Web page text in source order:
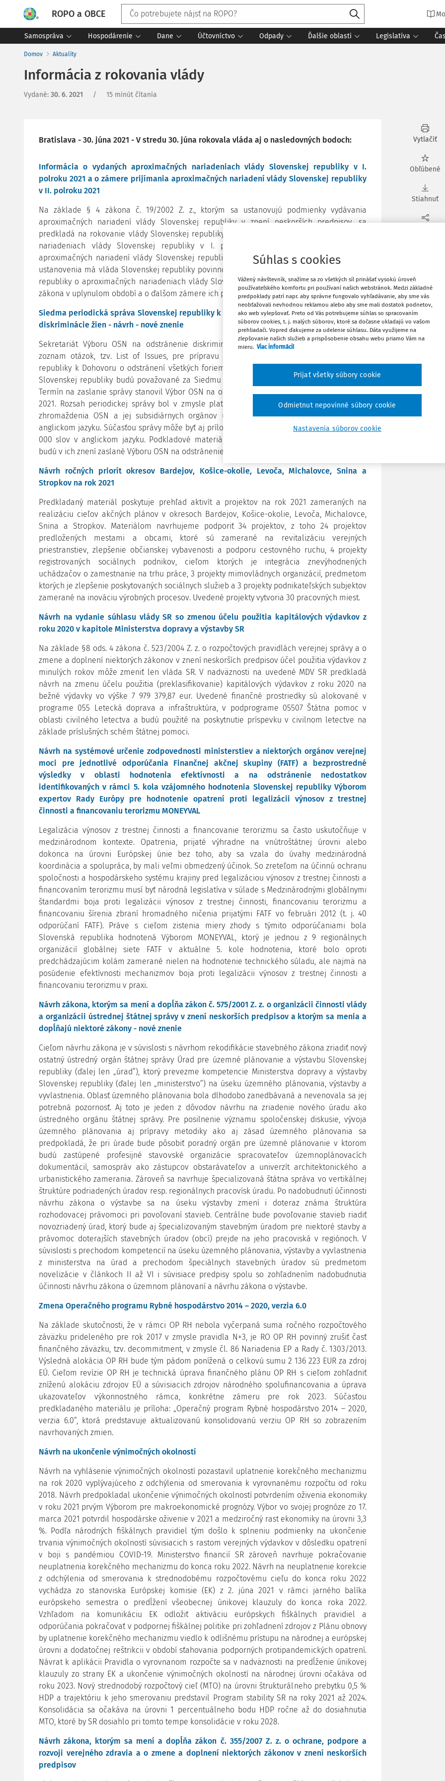
ROPO a OBCE
Samospráva Hospodárenie Dane Účtovníctvo Odpady Ďalšie oblasti Legislatíva
Domov Aktuality
Informácia z rokovania vlády
Vydané: 30. 6. 2021 / 15 minút čítania
Bratislava - 30. júna 2021 - V stredu 30. júna rokovala vláda aj o nasledovných bodoch:
Informácia o vydaných aproximačných nariadeniach vlády Slovenskej republiky v I.
polroku 2021 a o zámere prijímania aproximačných nariadení vlády Slovenskej republiky
v II. polroku 2021
Na základe § 4 zákona č. 19/2002 Z. z., ktorým sa ustanovujú podmienky vydávania
aproximačných nariadení vlády Slovenskej republiky v znení neskorších predpisov, sa
predkladá na rokovanie vlády Slovenskej republiky Informácia o vydaných aproximačných
nariadeniach vlády Slovenskej republiky v I. polroku 2021 a o zámere prijímania
aproximačných nariadení vlády Slovenskej republiky v II. polroku 2021. Na základe tohto
ustanovenia má vláda Slovenskej republiky povinnosť informovať Národnú radu Slovenskej
republiky o aproximačných nariadeniach vlády Slovenskej republiky, vydaných podľa tohto
zákona v uplynulom období a o ďalšom zámere ich prijímania v nasledujúcom období
Siedma periodická správa Slovenskej republiky k Dohovoru o odstránení všetkých foriem
diskriminácie žien - návrh - nové znenie
Sekretariát Výboru OSN na odstránenie diskriminácie žien zaslal Slovenskej republike
zoznam otázok, tzv. List of Issues, pre prípravu Siedmej periodickej správy Slovenskej
republiky k Dohovoru o odstránení všetkých foriem diskriminácie žien. Písomné odpovede
Slovenskej republiky budú považované za Siedmu periodickú správu Slovenskej republiky.
Termín na zaslanie správy stanovil Výbor OSN na odstránenie diskriminácie žien na 19. júla
2021. Rozsah periodickej správy bol v zmysle platných procedurálnych pravidiel Valného
zhromaždenia OSN a jej subsidiárnych orgánov ustálený na maximálne 21 200 slov v
anglickom jazyku. Súčasťou správy môže byť aj príloha, pričom jej rozsah nesmie prekročiť 2
000 slov v anglickom jazyku. Podkladové materiály zaslané rezortmi v anglickom jazyku
budú v ich znení zaslané Výboru OSN na odstránenie diskriminácie žien.
Návrh ročných priorít okresov Bardejov, Košice-okolie, Levoča, Michalovce, Snina a
Stropkov na rok 2021
Predkladaný materiál poskytuje prehľad aktivít a projektov na rok 2021 zameraných na
realizáciu cieľov akčných plánov v okresoch Bardejov, Košice-okolie, Levoča, Michalovce,
Snina a Stropkov. Materiálom navrhujeme podporiť 34 projektov, z toho 24 projektov
predložených mestami a obcami, ktoré sú zamerané na revitalizáciu verejných
priestranstiev, zlepšenie občianskej vybavenosti a podporu cestovného ruchu, 4 projekty
registrovaných sociálnych podnikov, cieľom ktorých je integrácia znevýhodnených
uchádzačov o zamestnanie na trhu práce, 3 projekty mimovládnych organizácií, predmetom
ktorých je zlepšenie poskytovaných sociálnych služieb a 3 projekty podnikateľských subjektov
zamerané na inováciu výrobných procesov. Uvedené projekty vytvoria 30 pracovných miest.
Návrh na vydanie súhlasu vlády SR so zmenou účelu použitia kapitálových výdavkov z
roku 2020 v kapitole Ministerstva dopravy a výstavby SR
Na základe §8 ods. 4 zákona č. 523/2004 Z. z. o rozpočtových pravidlách verejnej správy a o
zmene a doplnení niektorých zákonov v znení neskorších predpisov účel použitia výdavkov z
minulých rokov môže zmeniť len vláda SR. V nadväznosti na uvedené MDV SR predkladá
návrh na zmenu účelu použitia (preklasifikovanie) kapitálových výdavkov z roku 2020 na
bežné výdavky vo výške 7 979 379,87 eur. Uvedené finančné prostriedky sú alokované v
programe 055 Letecká doprava a infraštruktúra, v podprograme 05507 Štátna pomoc v
oblasti civilného letectva a budú použité na poskytnutie príspevku v civilnom letectve na
základe príslušných schém štátnej pomoci.
Návrh na systémové určenie zodpovednosti ministerstiev a niektorých orgánov verejnej
moci pre jednotlivé odporúčania Finančnej akčnej skupiny (FATF) a bezprostredné
výsledky v oblasti hodnotenia efektívnosti a na odstránenie nedostatkov
identifikovaných v rámci 5. kola vzájomného hodnotenia Slovenskej republiky Výborom
expertov Rady Európy pre hodnotenie opatrení proti legalizácii výnosov z trestnej
činnosti a financovaniu terorizmu MONEYVAL
Legalizácia výnosov z trestnej činnosti a financovanie terorizmu sa často uskutočňuje v
medzinárodnom kontexte. Opatrenia, prijaté výhradne na vnútroštátnej úrovni alebo
dokonca na úrovni Európskej únie bez toho, aby sa vzala do úvahy medzinárodná
koordinácia a spolupráca, by mali veľmi obmedzený účinok. So zreteľom na účinnú ochranu
spoločnosti a hospodárskeho systému krajiny pred legalizáciou výnosov z trestnej činnosti a
financovaním terorizmu musí byť národná legislatíva v súlade s Medzinárodnými globálnymi
štandardmi boja proti legalizácii výnosov z trestnej činnosti, financovaniu terorizmu a
financovaniu šírenia zbraní hromadného ničenia prijatými FATF vo februári 2012 (t. j. 40
odporúčaní FATF). Práve s cieľom zistenia miery zhody s týmito odporúčaniami bola
Slovenská republika hodnotená Výborom MONEYVAL, ktorý je jednou z 9 regionálnych
organizácií globálnej siete FATF v aktuálne 5. kole hodnotenia, ktoré bolo oproti
predchádzajúcim kolám zamerané nielen na hodnotenie technického súladu, ale najmä na
posúdenie efektívnosti mechanizmov boja proti legalizácii výnosov z trestnej činnosti a
financovaniu terorizmu v praxi.
Návrh zákona, ktorým sa mení a dopĺňa zákon č. 575/2001 Z. z. o organizácii činnosti vlády
a organizácii ústrednej štátnej správy v znení neskorších predpisov a ktorým sa menia a
dopĺňajú niektoré zákony - nové znenie
Cieľom návrhu zákona je v súvislosti s návrhom rekodifikácie stavebného zákona zriadiť nový
ostatný ústredný orgán štátnej správy Úrad pre územné plánovanie a výstavbu Slovenskej
republiky (ďalej len „úrad“), ktorý prevezme kompetencie Ministerstva dopravy a výstavby
Slovenskej republiky (ďalej len „ministerstvo“) na úseku územného plánovania, výstavby a
vyvlastnenia. Oblasť územného plánovania bola dlhodobo zanedbávaná a nevenovala sa jej
potrebná pozornosť. Aj toto je jeden z dôvodov návrhu na zriadenie nového úradu ako
ústredného orgánu štátnej správy. Pre posilnenie významu spoločenskej diskusie, vývoja
územného plánovania aj prípravy metodiky ako aj zásad územného plánovania sa
predpokladá, že pri úrade bude pôsobiť poradný orgán pre územné plánovanie v ktorom
budú zastúpené profesijné stavovské organizácie spracovateľov územnoplánovacích
dokumentácií, samospráv ako zástupcov obstarávateľov a univerzít architektonického a
urbanistického zamerania. Zároveň sa navrhuje špecializovaná štátna správa vo vertikálnej
štruktúre podriadených úradov resp. regionálnych pracovísk úradu. Po nadobudnutí účinnosti
návrhu zákona o výstavbe sa na úseku výstavby zmení i doteraz známa štruktúra
rozhodovacej právomoci pri povoľovaní stavieb. Centrálne bude povoľovanie stavieb riadiť
novozriadený úrad, ktorý bude aj špecializovaným stavebným úradom pre niektoré stavby a
právomoc doterajších stavebných úradov (obcí) prejde na jeho pracoviská v regiónoch. V
súvislosti s prechodom kompetencií na úseku územného plánovania, výstavby a vyvlastnenia
z ministerstva na úrad a prechodom špeciálnych stavebných úradov sú predmetom
novelizácie v článkoch II až VI i súvisiace predpisy spolu so zohľadnením nadobudnutia
účinnosti návrhu zákona o územnom plánovaní a návrhu zákona o výstavbe.
Zmena Operačného programu Rybné hospodárstvo 2014 – 2020, verzia 6.0
Na základe skutočnosti, že v rámci OP RH nebola vyčerpaná suma ročného rozpočtového
záväzku prideleného pre rok 2017 v zmysle pravidla N+3, je RO OP RH povinný zrušiť časť
finančného záväzku, tzv. decommitment, v zmysle čl. 86 Nariadenia EP a Rady č. 1303/2013.
Výsledná alokácia OP RH bude tým pádom ponížená o celkovú sumu 2 136 223 EUR za zdroj
EÚ. Cieľom revízie OP RH je technická úprava finančného plánu OP RH s cieľom zohľadniť
zníženú alokáciu zdrojov EÚ a súvisiacich zdrojov národného spolufinancovania a úprava
ukazovateľov výkonnostného rámca, konkrétne zámeru pre rok 2023. Súčasťou
predkladaného materiálu je príloha: „Operačný program Rybné hospodárstvo 2014 – 2020,
verzia 6.0“, ktorá predstavuje aktualizovanú konsolidovanú verziu OP RH so zobrazením
navrhovaných zmien.
Návrh na ukončenie výnimočných okolností
Návrh na vyhlásenie výnimočných okolností pozastavil uplatnenie korekčného mechanizmu
na rok 2020 vyplývajúceho z odchýlenia od smerovania k vyrovnanému rozpočtu od roku
2018. Návrh predpokladal ukončenie výnimočných okolností potvrdením oživenia ekonomiky
v roku 2021 prvým Výborom pre makroekonomické prognózy. Výbor vo svojej prognóze zo 17.
marca 2021 potvrdil hospodárske oživenie v 2021 a medziročný rast ekonomiky na úrovni 3,3
%. Podľa národných fiškálnych pravidiel tým došlo k splneniu podmienky na ukončenie
trvania výnimočných okolností súvisiacich s rastom verejných výdavkov v dôsledku opatrení
v boji s pandémiou COVID-19. Ministerstvo financií SR zároveň navrhuje pokračovanie
neuplatnenia korekčného mechanizmu do konca roku 2022. Návrh na neuplatnenie korekcie
z odchýlenia od smerovania k strednodobému rozpočtovému cieľu do konca roku 2022
vychádza zo stanoviska Európskej komisie (EK) z 2. júna 2021 v rámci jarného balíka
európskeho semestra o predĺžení všeobecnej únikovej klauzuly do konca roka 2022.
Vzhľadom na komunikáciu EK odložiť aktiváciu európskych fiškálnych pravidiel a
odporúčania pokračovať v podpornej fiškálnej politike pri zohľadnení zdrojov z Plánu obnovy
by uplatnenie korekčného mechanizmu viedlo k odlišnému prístupu na národnej a európskej
úrovni a dodatočnej reštrikcii v období sťahovania podporných protipandemických opatrení.
Návrat k aplikácii Pravidla o vyrovnanom rozpočte sa v nadväznosti na predĺženie únikovej
klauzuly zo strany EK a ukončenie výnimočných okolností na národnej úrovni očakáva od
roku 2023. Nový strednodobý rozpočtový cieľ (MTO) na úrovni štrukturálneho prebytku 0,5 %
HDP a trajektóriu k jeho smerovaniu predstavil Program stability SR na roky 2021 až 2024.
Konsolidácia sa očakáva na úrovni 1 percentuálneho bodu HDP ročne až do dosiahnutia
MTO, ktoré by SR dosiahlo pri tomto tempe konsolidácie v roku 2028.
Návrh zákona, ktorým sa mení a dopĺňa zákon č. 355/2007 Z. z. o ochrane, podpore a
rozvoji verejného zdravia a o zmene a doplnení niektorých zákonov v znení neskorších
predpisov
Vytlačiť
Obľúbené
Stiahnuť
Súhlas s cookies
Vážený návštevník, snažíme sa zo všetkých síl prinášať vysokú úroveň
používateľského komfortu pri používaní našich webstránok. Medzi základné
predpoklady patrí napr. aby správne fungovalo vyhľadávanie, aby sme vás
neobťažovali nevhodnou reklamou alebo aby sme mali dostatok podnetov,
ako web vylepšovať. Preto od Vás potrebujeme súhlas so spracovaním
súborov cookies, t. j. malých súborov, ktoré sa dočasne ukladajú vo vašom
prehliadači. Vopred ďakujeme za udelenie súhlasu. Dáta využijeme na
zlepšovanie našich služieb a prispôsobenie obsahu webu priamo Vám na
mieru. Viac informácií
Nastavenia súborov cookie
Odmietnut nepovinné súbory cookie
Prijať všetky súbory cookie